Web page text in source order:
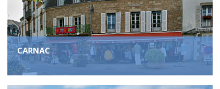
CARNAC